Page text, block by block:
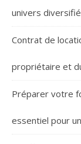
univers
Contrat de
propriétaire et
Préparer votre
essentiel pour